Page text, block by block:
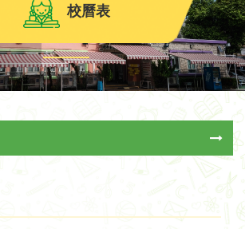
校曆表